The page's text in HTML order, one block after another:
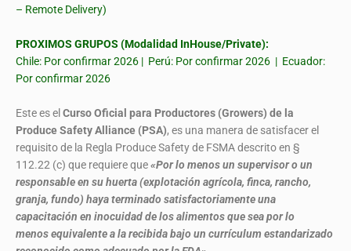
– Remote Delivery)
PROXIMOS GRUPOS (Modalidad InHouse/Private):
Chile: Por confirmar 2026 | Perú: Por confirmar 2026 | Ecuador:
Por confirmar 2026
Este es el Curso Oficial para Productores (Growers) de la
Produce Safety Alliance (PSA), es una manera de satisfacer el
requisito de la Regla Produce Safety de FSMA descrito en §
112.22 (c) que requiere que«Por lo menos un supervisor o un
responsable en su huerta (explotación agrícola, finca, rancho,
granja, fundo) haya terminado satisfactoriamente una
capacitación en inocuidad de los alimentos que sea por lo
menos equivalente a la recibida bajo un currículum estandarizado